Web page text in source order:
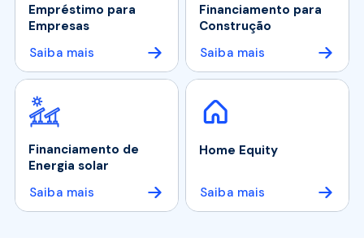
Empréstimo para
Empresas
Saiba mais
Financiamento para
Construção
Saiba mais
Financiamento de
Energia solar
Saiba mais
Home Equity
Saiba mais